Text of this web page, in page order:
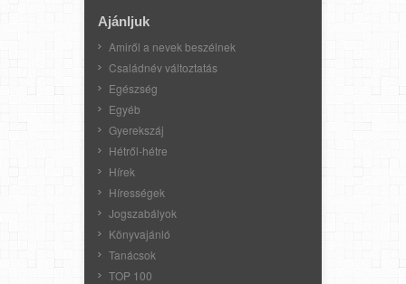
Ajánljuk
Amiről a nevek beszélnek
Családnév változtatás
Egészség
Egyéb
Gyerekszáj
Hétről-hétre
Hírek
Hírességek
Jogszabályok
Könyvajánló
Tanácsok
TOP 100